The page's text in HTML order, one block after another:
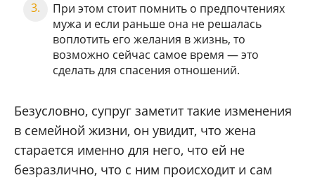
При этом стоит помнить о предпочтениях
мужа и если раньше она не решалась
воплотить его желания в жизнь, то
возможно сейчас самое время — это
сделать для спасения отношений.
Безусловно, супруг заметит такие изменения
в семейной жизни, он увидит, что жена
старается именно для него, что ей не
безразлично, что с ним происходит и сам